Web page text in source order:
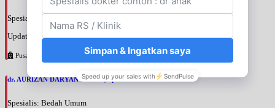
Spesialis: Bedah Urologi
Update terakhir: 2026-08-06 18:29:29
Pusat Pertamina
dr. AURIZAN DARYAN KARIM, SpB
Spesialis: Bedah Umum